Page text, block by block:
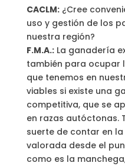
CACLM:¿Cree
uso y gestión de los
nuestra región?
F.M.A.:La ganadería
también para ocupar
que tenemos en
viables si existe una
competitiva, que se
en razas autóctonas.
suerte de contar en
valorada desde el
como es la